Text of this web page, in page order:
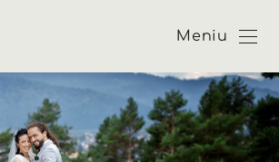
Meniu